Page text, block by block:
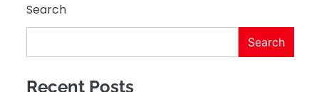
Search
Search
Recent Posts